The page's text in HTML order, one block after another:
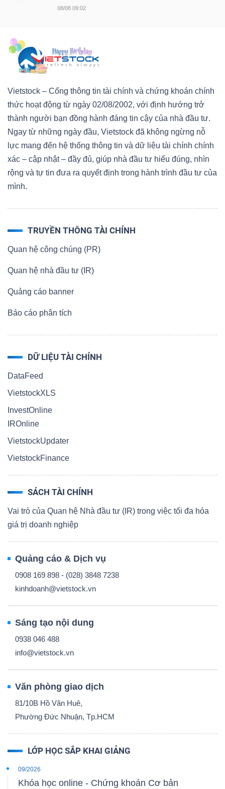
08/08 09:02
Vietstock – Cổng thông tin tài chính và chứng khoán chính
thức hoạt động từ ngày 02/08/2002, với định hướng trở
thành người bạn đồng hành đáng tin cậy của nhà đầu tư.
Ngay từ những ngày đầu, Vietstock đã không ngừng nỗ
lực mang đến hệ thống thông tin và dữ liệu tài chính chính
xác – cập nhật – đầy đủ, giúp nhà đầu tư hiểu đúng, nhìn
rộng và tự tin đưa ra quyết định trong hành trình đầu tư của
mình.
TRUYỀN THÔNG TÀI CHÍNH
Quan hệ công chúng (PR)
Quan hệ nhà đầu tư (IR)
Quảng cáo banner
Báo cáo phân tích
DỮ LIỆU TÀI CHÍNH
DataFeed
VietstockXLS
InvestOnline
IROnline
VietstockUpdater
VietstockFinance
SÁCH TÀI CHÍNH
Vai trò của Quan hệ Nhà đầu tư (IR) trong việc tối đa hóa
giá trị doanh nghiệp
Quảng cáo & Dịch vụ
0908 169 898 - (028) 3848 7238
kinhdoanh@vietstock.vn
Sáng tạo nội dung
0938 046 488
info@vietstock.vn
Văn phòng giao dịch
81/10B Hồ Văn Huê,
Phường Đức Nhuận, Tp.HCM
LỚP HỌC SẮP KHAI GIẢNG
09/2026
Khóa học online - Chứng khoán Cơ bản